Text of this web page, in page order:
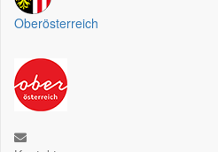
Oberösterreich